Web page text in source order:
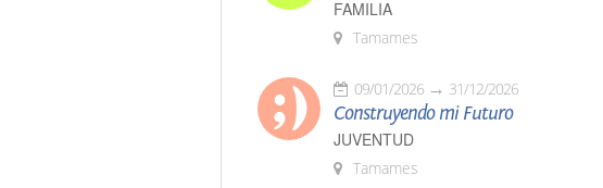
FAMILIA
Tamames
09/01/2026 31/12/2026
Construyendo mi Futuro
JUVENTUD
Tamames